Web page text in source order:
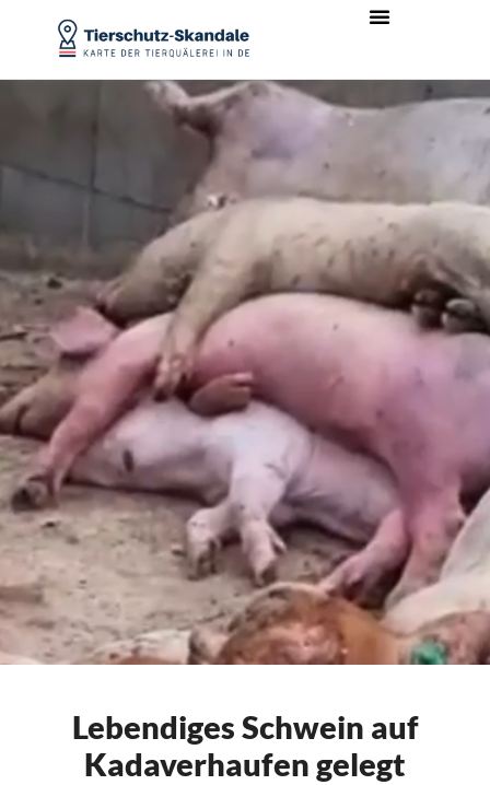
Lebendiges Schwein auf
Kadaverhaufen gelegt